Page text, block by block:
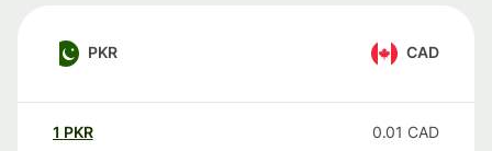
PKR CAD
1 PKR 0.01 CAD